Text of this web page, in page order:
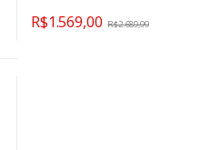
R$1.569,00 R$2.689,99